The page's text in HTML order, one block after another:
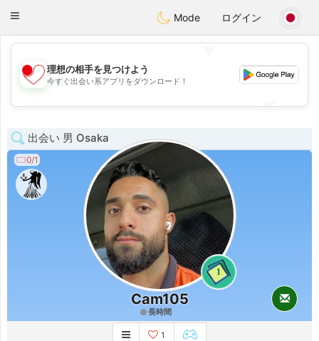
日本Chat
Toggle
Mode ログイン
💖
理想の相手を見つけよう
今すぐ出会い系アプリをダウンロード！
出会い 男 Osaka
0/1
1
Cam105
長時間
1